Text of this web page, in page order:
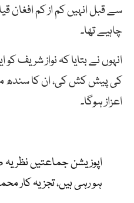
سے قبل انہیں کم از کم افغان
چاہیے تھا۔
انہوں نے بتایا کہ نواز شریف
کی پیش کش کی، ان کا سندھ
اعزاز ہوگا۔
اپوزیشن جماعتیں
ہو رہی ہیں، تجزیہ کار